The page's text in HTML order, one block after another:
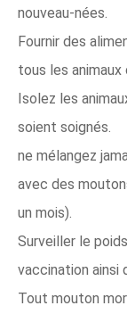
nouveau-nées.
Fournir des
tous les animaux
Isolez les
soient soignés.
ne mélangez
avec des
un mois).
Surveiller le
vaccination ainsi
Tout mouton